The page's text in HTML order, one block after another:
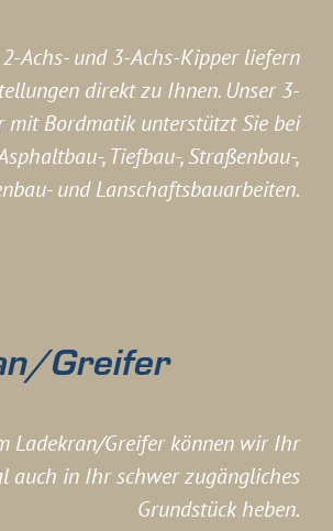
Achs- und 3-Achs-Kipper liefern
direkt zu Ihnen. Unser 3-
mit Bordmatik unterstützt Sie bei
, Tiefbau-, Straßenbau-,
und Lanschaftsbauarbeiten.
Greifer
Ladekran/Greifer können wir Ihr
auch in Ihr schwer zugängliches
Grundstück heben.